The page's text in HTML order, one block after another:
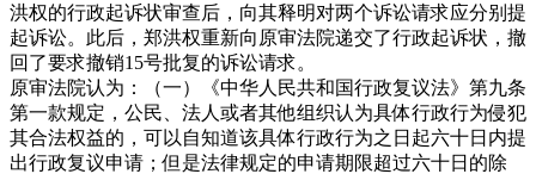
洪权的行政起诉状审查后，向其释明对两个诉讼请求应分别提
起诉讼。此后，郑洪权重新向原审法院递交了行政起诉状，撤
回了要求撤销15号批复的诉讼请求。
原审法院认为：（一）《中华人民共和国行政复议法》第九条
第一款规定，公民、法人或者其他组织认为具体行政行为侵犯
其合法权益的，可以自知道该具体行政行为之日起六十日内提
出行政复议申请；但是法律规定的申请期限超过六十日的除